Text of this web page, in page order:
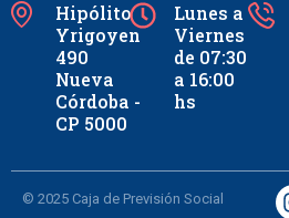
Hipólito
Yrigoyen
490
Nueva
Córdoba -
CP 5000
Lunes a
Viernes
de 07:30
a 16:00
hs
© 2025 Caja de Previsión Social